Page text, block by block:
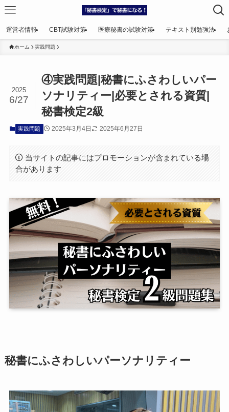
運営者情報 CBT試験対策 医療秘書の試験対策 テキスト別勉強法
ホーム 実践問題
④実践問題|秘書にふさわしいパー
ソナリティー|必要とされる資質|
秘書検定2級
2025
6/27
実践問題 2025年3月4日 2025年6月27日
当サイトの記事にはプロモーションが含まれている場
合があります
秘書にふさわしいパーソナリティー